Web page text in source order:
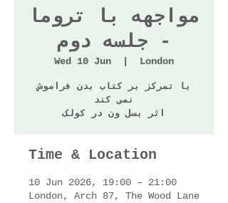
مواجهه با تروما
- جلسه دوم
Wed 10 Jun London
با تمرکز بر کتاب بدن فراموش
نمی کند
اثر بسل ون‌ در کولک
Time & Location
10 Jun 2026, 19:00 – 21:00
London, Arch 87, The Wood Lane